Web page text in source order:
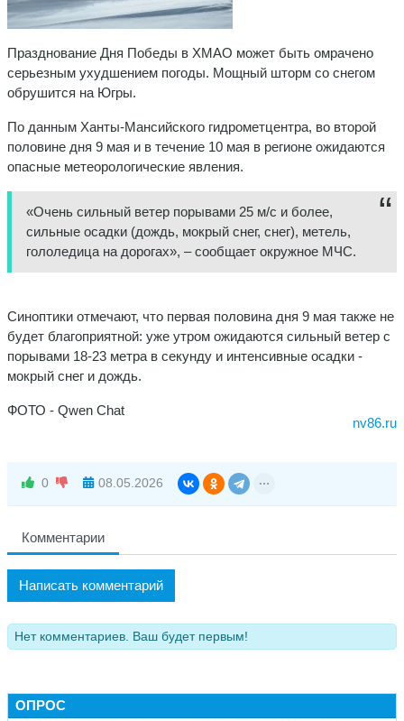
Празднование Дня Победы в ХМАО может быть омрачено
серьезным ухудшением погоды. Мощный шторм со снегом
обрушится на Югры.
По данным Ханты-Мансийского гидрометцентра, во второй
половине дня 9 мая и в течение 10 мая в регионе ожидаются
опасные метеорологические явления.
«Очень сильный ветер порывами 25 м/с и более,
сильные осадки (дождь, мокрый снег, снег), метель,
гололедица на дорогах», – сообщает окружное МЧС.
Синоптики отмечают, что первая половина дня 9 мая также не
будет благоприятной: уже утром ожидаются сильный ветер с
порывами 18-23 метра в секунду и интенсивные осадки -
мокрый снег и дождь.
ФОТО - Qwen Chat
nv86.ru
0 08.05.2026
Комментарии
Написать комментарий
Нет комментариев. Ваш будет первым!
ОПРОС